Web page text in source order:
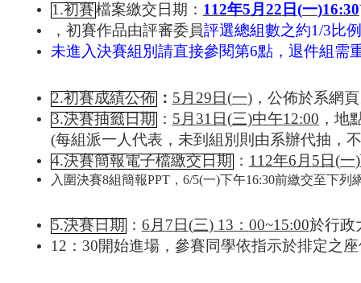
1.初賽檔案繳交日期： 112年5月 22 日(一)16:30
，初賽作品由評審委員評選總組數之約1/3比
未進入決賽組別請直接參閱第6點，退件組需
2.初賽成績公佈 ： 5月 29 日(一)，公佈於系網
3.決賽抽籤日期 ： 5月 31 日(三)中午12:00 ，地
(每組派一人代表，未到組別則由系辦代抽，
4.決賽簡報電子檔繳交日期 ： 112年6月 5 日(一)
入圍決賽8組簡報PPT，6/5(一)下午16:30前繳交至下
5.決賽日期 ： 6月 7 日(三) 13 ： 00~15:00於行政
12：30開始進場，參賽同學依指示於排定之